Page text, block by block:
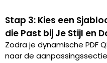
Stap 3: Kies een
die Past bij Je Stijl en
Zodra je dynamische PDF
naar de